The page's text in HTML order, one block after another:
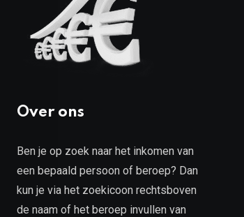
Over ons
Ben je op zoek naar het inkomen van
een bepaald persoon of beroep? Dan
kun je via het zoekicoon rechtsboven
de naam of het beroep invullen van